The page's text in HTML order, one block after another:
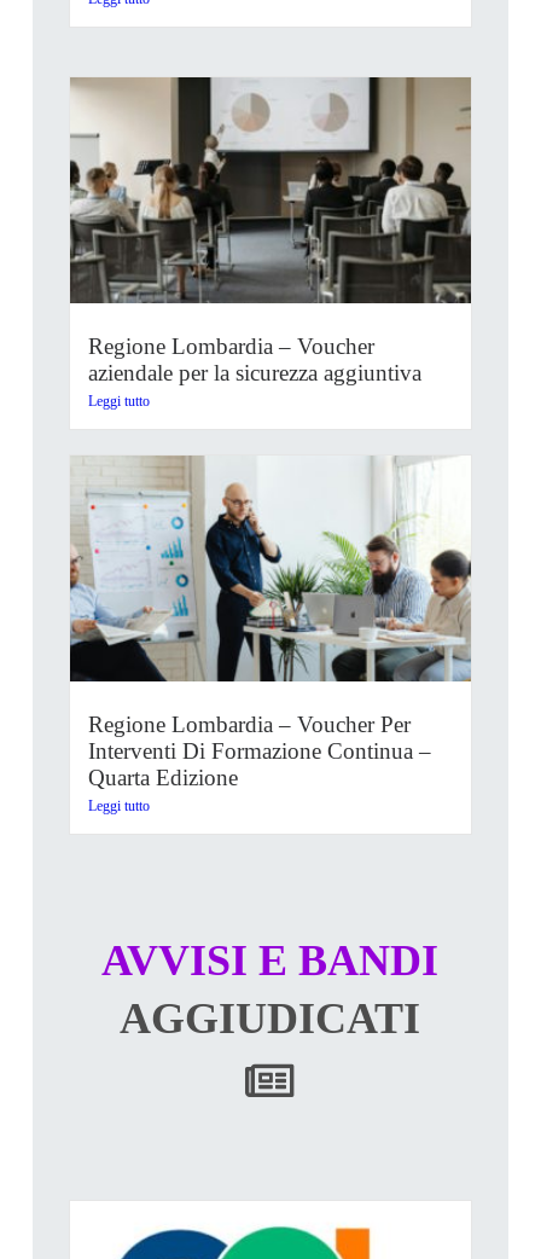
Regione Lombardia – Voucher
aziendale per la sicurezza aggiuntiva
Leggi tutto
Regione Lombardia – Voucher Per
Interventi Di Formazione Continua –
Quarta Edizione
Leggi tutto
AVVISI E BANDI
AGGIUDICATI